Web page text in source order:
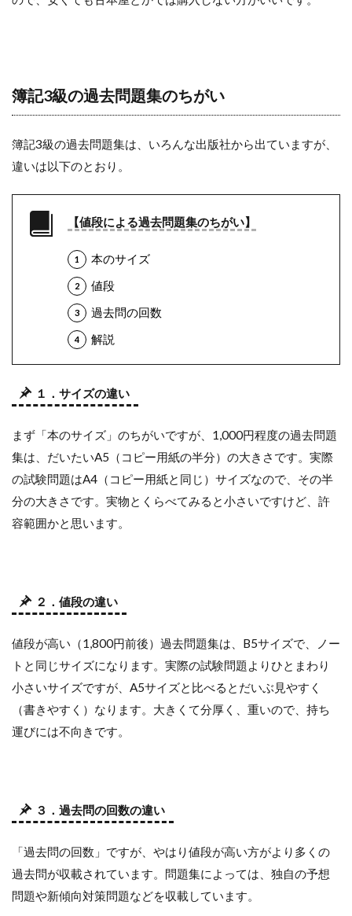
簿記3級の過去問題集のちがい
簿記3級の過去問題集は、いろんな出版社から出ていますが、
違いは以下のとおり。
【値段による過去問題集のちがい】
本のサイズ
値段
過去問の回数
解説
１．サイズの違い
まず「本のサイズ」のちがいですが、1,000円程度の過去問題
集は、だいたいA5（コピー用紙の半分）の大きさです。実際
の試験問題はA4（コピー用紙と同じ）サイズなので、その半
分の大きさです。実物とくらべてみると小さいですけど、許
容範囲かと思います。
２．値段の違い
値段が高い（1,800円前後）過去問題集は、B5サイズで、ノー
トと同じサイズになります。実際の試験問題よりひとまわり
小さいサイズですが、A5サイズと比べるとだいぶ見やすく
（書きやすく）なります。大きくて分厚く、重いので、持ち
運びには不向きです。
３．過去問の回数の違い
「過去問の回数」ですが、やはり値段が高い方がより多くの
過去問が収載されています。問題集によっては、独自の予想
問題や新傾向対策問題などを収載しています。